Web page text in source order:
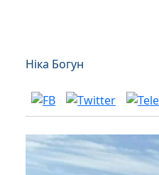
Ніка Богун